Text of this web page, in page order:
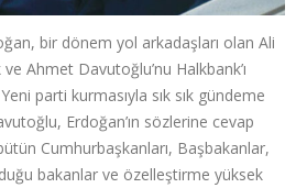
bir dönem yol arkadaşları olan Ali
Ahmet Davutoğlu’nu Halkbank’ı
parti kurmasıyla sık sık gündeme
Erdoğan’ın sözlerine cevap
Cumhurbaşkanları, Başbakanlar,
bakanlar ve özelleştirme yüksek